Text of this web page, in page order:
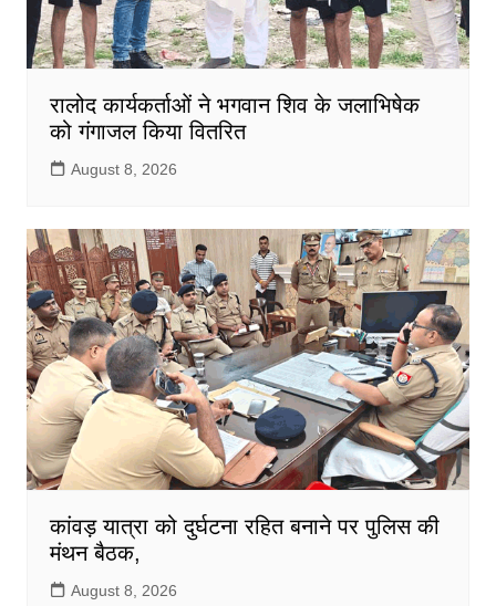
रालोद कार्यकर्ताओं ने भगवान शिव के जलाभिषेक
को गंगाजल किया वितरित
August 8, 2026
कांवड़ यात्रा को दुर्घटना रहित बनाने पर पुलिस की
मंथन बैठक,
August 8, 2026